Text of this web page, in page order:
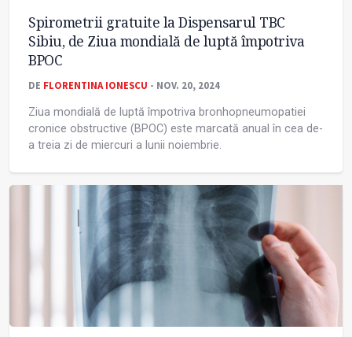
Spirometrii gratuite la Dispensarul TBC
Sibiu, de Ziua mondială de luptă împotriva
BPOC
DE FLORENTINA IONESCU - NOV. 20, 2024
Ziua mondială de luptă împotriva bronhopneumopatiei
cronice obstructive (BPOC) este marcată anual în cea de-
a treia zi de miercuri a lunii noiembrie.